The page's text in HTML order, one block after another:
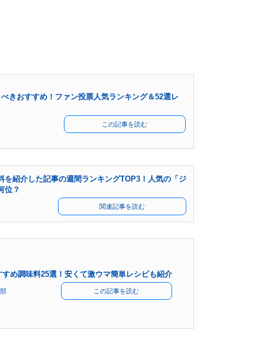
きおすすめ！ファン投票人気ランキング＆52選レ
この記事を読む
を紹介した記事の週間ランキングTOP3！人気の「ジ
位？
関連記事を読む
め調味料25選！安くて激ウマ簡単レシピも紹介
この記事を読む